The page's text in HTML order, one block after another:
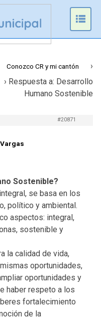
Conozco CR y mi cantón ›
› Respuesta a: Desarrollo
Humano Sostenible
#20871
Sostenible?
se basa en los
político y ambiental.
aspectos: integral,
sostenible y
la calidad de vida,
oportunidades,
oportunidades y
haber respeto a los
fortalecimiento
de la